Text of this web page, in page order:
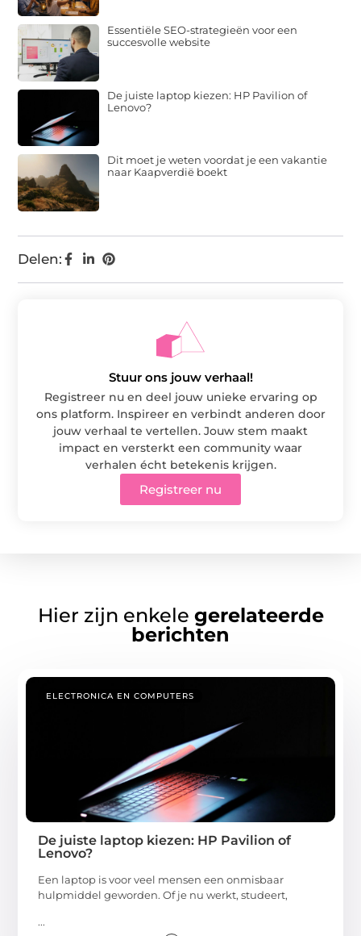
Delen:
Essentiële SEO-strategieën voor een
succesvolle website
De juiste laptop kiezen: HP Pavilion of
Lenovo?
Dit moet je weten voordat je een vakantie
naar Kaapverdië boekt
Stuur ons jouw verhaal!
Registreer nu en deel jouw unieke ervaring op
ons platform. Inspireer en verbindt anderen door
jouw verhaal te vertellen. Jouw stem maakt
impact en versterkt een community waar
verhalen écht betekenis krijgen.
Registreer nu
Hier zijn enkele gerelateerde
berichten
ELECTRONICA EN COMPUTERS
De juiste laptop kiezen: HP Pavilion of
Lenovo?
Een laptop is voor veel mensen een onmisbaar
hulpmiddel geworden. Of je nu werkt, studeert,
...